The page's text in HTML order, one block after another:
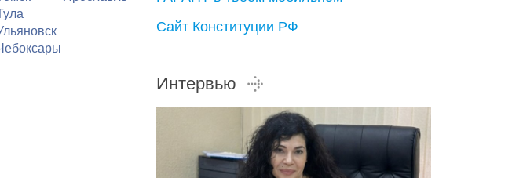
Сайт Конституции РФ
Интервью